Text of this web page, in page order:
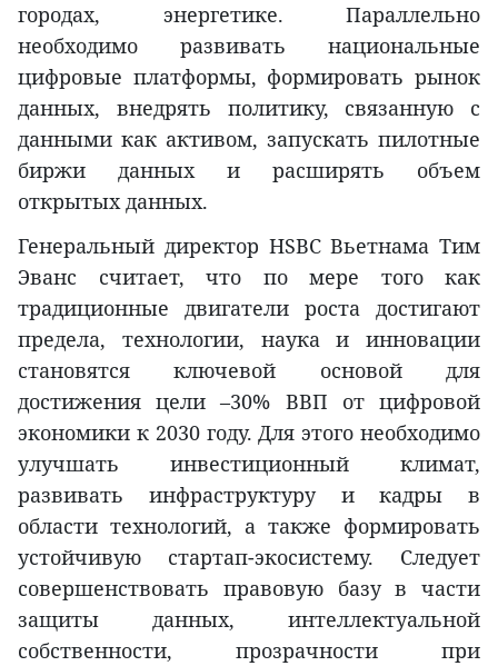
городах, энергетике. Параллельно
необходимо развивать национальные
цифровые платформы, формировать рынок
данных, внедрять политику, связанную с
данными как активом, запускать пилотные
биржи данных и расширять объем
открытых данных.
Генеральный директор HSBC Вьетнама Тим
Эванс считает, что по мере того как
традиционные двигатели роста достигают
предела, технологии, наука и инновации
становятся ключевой основой для
достижения цели –30% ВВП от цифровой
экономики к 2030 году. Для этого необходимо
улучшать инвестиционный климат,
развивать инфраструктуру и кадры в
области технологий, а также формировать
устойчивую стартап-экосистему. Следует
совершенствовать правовую базу в части
защиты данных, интеллектуальной
собственности, прозрачности при